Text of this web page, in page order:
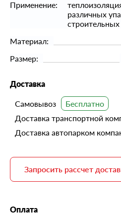
Применение:
различных
Материал:
Размер:
Доставка
Самовывоз
Доставка транспортной
Доставка автопарком
Запросить рассчет
Оплата